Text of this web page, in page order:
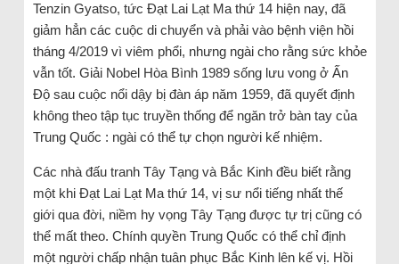
Tenzin Gyatso, tức Đạt Lai Lạt Ma thứ 14 hiện nay, đã
giảm hẳn các cuộc di chuyển và phải vào bệnh viện hồi
tháng 4/2019 vì viêm phổi, nhưng ngài cho rằng sức khỏe
vẫn tốt. Giải Nobel Hòa Bình 1989 sống lưu vong ở Ấn
Độ sau cuộc nổi dậy bị đàn áp năm 1959, đã quyết định
không theo tập tục truyền thống để ngăn trở bàn tay của
Trung Quốc : ngài có thể tự chọn người kế nhiệm.
Các nhà đấu tranh Tây Tạng và Bắc Kinh đều biết rằng
một khi Đạt Lai Lạt Ma thứ 14, vị sư nổi tiếng nhất thế
giới qua đời, niềm hy vọng Tây Tạng được tự trị cũng có
thể mất theo. Chính quyền Trung Quốc có thể chỉ định
một người chấp nhận tuân phục Bắc Kinh lên kế vị. Hồi